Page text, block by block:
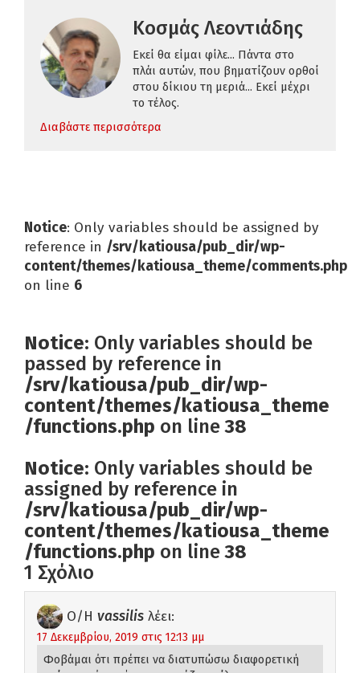
Κοσμάς Λεοντιάδης
Εκεί θα είμαι φίλε... Πάντα στο
πλάι αυτών, που βηματίζουν ορθοί
στου δίκιου τη μεριά... Εκεί μέχρι
το τέλος.
Διαβάστε περισσότερα
Notice: Only variables should be assigned by
reference in /srv/katiousa/pub_dir/wp-
content/themes/katiousa_theme/comments.php
on line 6
Notice: Only variables should be
passed by reference in
/srv/katiousa/pub_dir/wp-
content/themes/katiousa_theme
/functions.php on line38
Notice: Only variables should be
assigned by reference in
/srv/katiousa/pub_dir/wp-
content/themes/katiousa_theme
/functions.php on line38
1 Σχόλιο
Ο/Η vassilis λέει:
17 Δεκεμβρίου, 2019 στις 12:13 μμ
Φοβάμαι ότι πρέπει να διατυπώσω διαφορετική